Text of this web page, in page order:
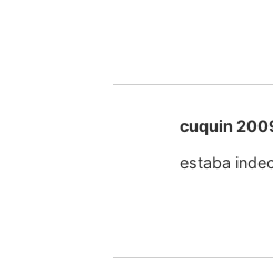
cuquin
estaba